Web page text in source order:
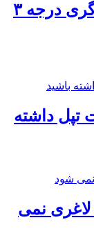
کلاس تئوری مربی گری درجه ۳
تپل داشته
نمی